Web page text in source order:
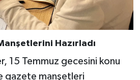
Hazırladı
15 Temmuz gecesini konu
gazete manşetleri